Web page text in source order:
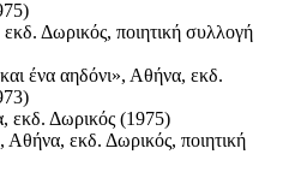
Δωρικός, ποιητική συλλογή
ένα αηδόνι», Αθήνα, εκδ.
εκδ. Δωρικός (1975)
Αθήνα, εκδ. Δωρικός, ποιητική